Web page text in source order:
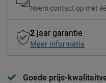
Neem contact op met
2 jaar garantie
Meer informatie
Goede prijs-